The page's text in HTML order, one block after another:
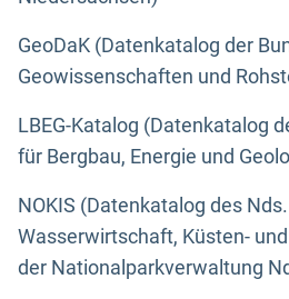
GeoDaK (Datenkatalog der
Geowissenschaften und
LBEG-Katalog (Datenkatalog
für Bergbau, Energie und
NOKIS (Datenkatalog des
Wasserwirtschaft, Küsten-
der Nationalparkverwaltung